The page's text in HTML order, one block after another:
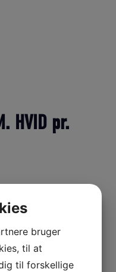
HVID pr.
til mindre
bruger
til at
til forskellige